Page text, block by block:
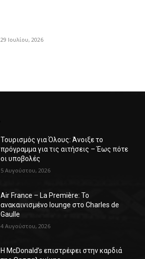
29 Ιουλίου, 2026
Τουρισμός για Όλους: Άνοιξε το
πρόγραμμα για τις αιτήσεις – Έως πότε
οι υποβολές
5 Αυγούστου, 2026
Air France – La Première: Το
ανακαινισμένο lounge στο Charles de
Gaulle
4 Αυγούστου, 2026
Η McDonald’s επιστρέφει στην καρδιά